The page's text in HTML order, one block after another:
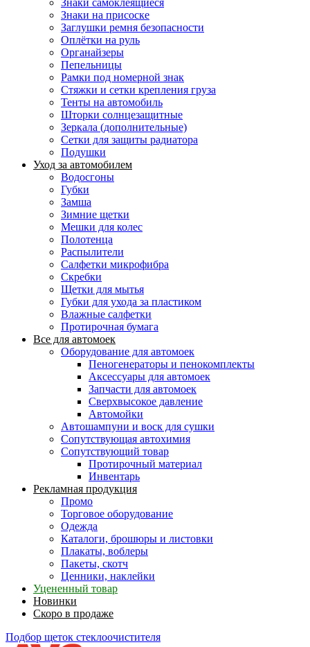
Знаки самоклеящиеся
Знаки на присоске
Заглушки ремня безопасности
Оплётки на руль
Органайзеры
Пепельницы
Рамки под номерной знак
Стяжки и сетки крепления груза
Тенты на автомобиль
Шторки солнцезащитные
Зеркала (дополнительные)
Сетки для защиты радиатора
Подушки
Уход за автомобилем
Водосгоны
Губки
Замша
Зимние щетки
Мешки для колес
Полотенца
Распылители
Салфетки микрофибра
Скребки
Щетки для мытья
Губки для ухода за пластиком
Влажные салфетки
Протирочная бумага
Все для автомоек
Оборудование для автомоек
Пеногенераторы и пенокомплекты
Аксессуары для автомоек
Запчасти для автомоек
Сверхвысокое давление
Автомойки
Автошампуни и воск для сушки
Сопутствующая автохимия
Сопутствующий товар
Протирочный материал
Инвентарь
Рекламная продукция
Промо
Торговое оборудование
Одежда
Каталоги, брошюры и листовки
Плакаты, воблеры
Пакеты, скотч
Ценники, наклейки
Уцененный товар
Новинки
Скоро в продаже
Подбор щеток стеклоочистителя